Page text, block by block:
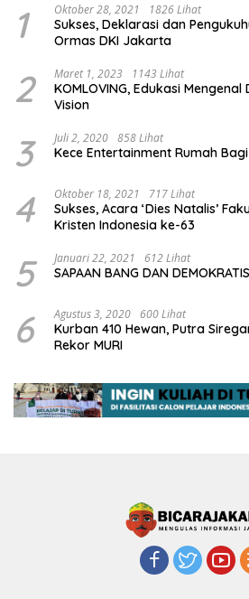
1 Oktober 28, 2021 1826 Lihat
Sukses, Deklarasi dan
Ormas DKI Jakarta
2 Maret 1, 2023 1143 Lihat
KOMLOVING, Edukasi
Vision
3 Juli 2, 2020 858 Lihat
Kece Entertainment Rumah
4 Oktober 18, 2021 717 Lihat
Sukses, Acara ‘Dies Natalis’ Fakultas Hukum Universitas
Kristen Indonesia ke-63
5 Januari 22, 2021 612 Lihat
SAPAAN BANG DAN
6 Agustus 3, 2020 600 Lihat
Kurban 410 Hewan, Putra
Rekor MURI